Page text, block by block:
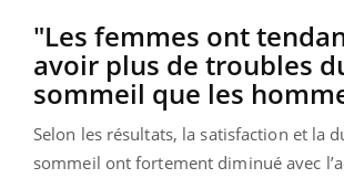
"Les femmes ont
avoir plus de troubles
sommeil que les
Selon les résultats, la satisfaction et la
sommeil ont fortement diminué avec